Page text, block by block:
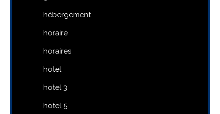
hébergement
horaire
horaires
hotel
hotel 3
hotel 5